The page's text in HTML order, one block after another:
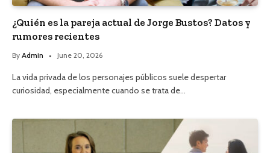
¿Quién es la pareja actual de Jorge Bustos? Datos y
rumores recientes
By Admin June 20, 2026
La vida privada de los personajes públicos suele despertar
curiosidad, especialmente cuando se trata de…